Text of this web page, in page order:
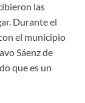
las
Durante el
el municipio
Sáenz de
que es un